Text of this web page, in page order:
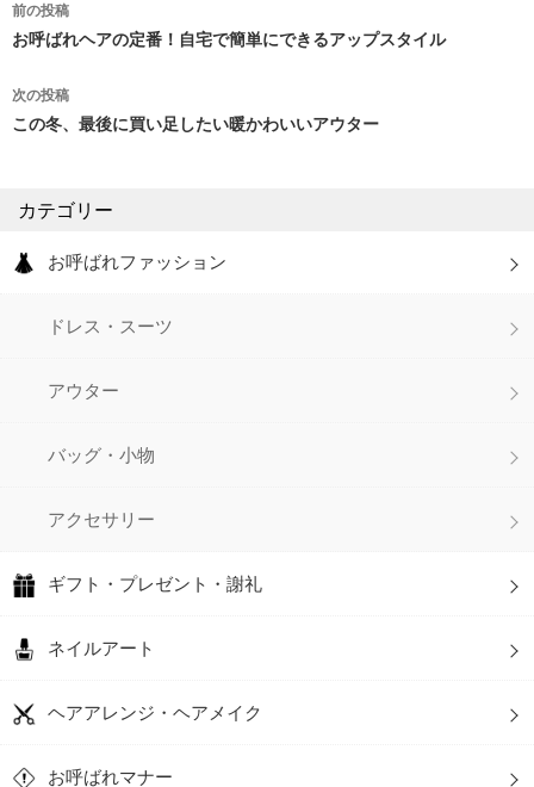
投
稿
ナ
ゲ
ー
前の投稿
お呼ばれヘアの定番！自宅で簡単にできるアップスタイル
次の投稿
この冬、最後に買い足したい暖かわいいアウター
カテゴリー
お呼ばれファッション
ドレス・スーツ
アウター
バッグ・小物
アクセサリー
ギフト・プレゼント・謝礼
ネイルアート
ヘアアレンジ・ヘアメイク
お呼ばれマナー